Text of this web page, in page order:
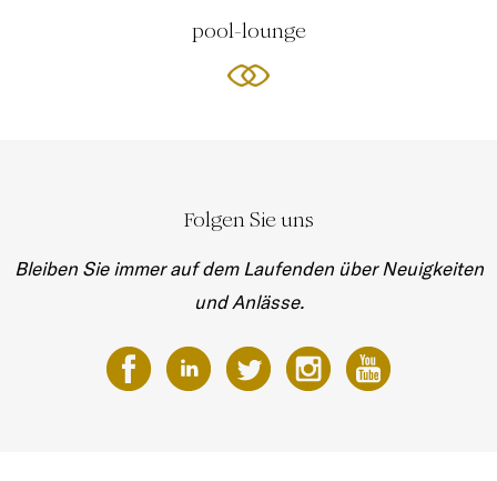
pool-lounge
Folgen Sie uns
Bleiben Sie immer auf dem Laufenden über Neuigkeiten
und Anlässe.